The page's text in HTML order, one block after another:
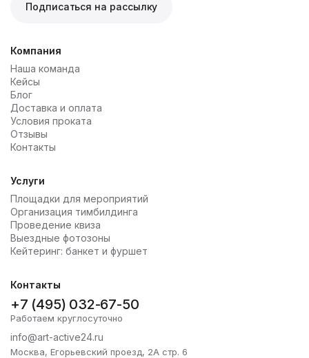
Подписаться на рассылку
Компания
Наша команда
Кейсы
Блог
Доставка и оплата
Условия проката
Отзывы
Контакты
Услуги
Площадки для мероприятий
Организация тимбилдинга
Проведение квиза
Выездные фотозоны
Кейтеринг: банкет и фуршет
Контакты
+7 (495) 032-67-50
Работаем круглосуточно
info@art-active24.ru
Москва, Егорьевский проезд, 2А стр. 6